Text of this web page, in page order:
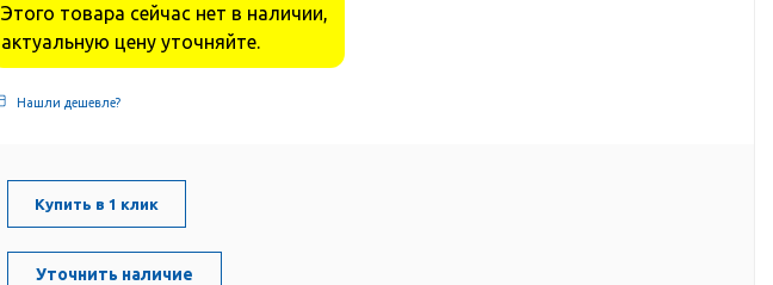
Этого товара сейчас нет в наличии,
актуальную цену уточняйте.
Нашли дешевле?
Уточнить наличие
Купить в 1 клик